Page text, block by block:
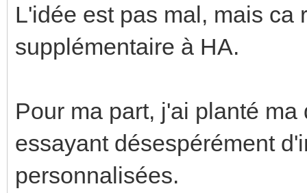
L'idée est pas mal, mais ca
supplémentaire à HA.
Pour ma part, j'ai planté
essayant désespérément
personnalisées.